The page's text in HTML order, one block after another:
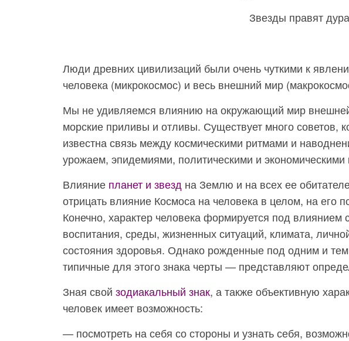
Звезды правят
Люди древних цивилизаций были очень чуткими к
человека (микрокосмос) и весь внешний мир
Мы не удивляемся влиянию на окружающий мир
морские приливы и отливы. Существует много советов,
известна связь между космическими ритмами и
урожаем, эпидемиями, политическими и экономическими
Влияние планет и звезд на Землю и на всех ее
отрицать влияние Космоса на человека в целом, на его
Конечно, характер человека формируется под
воспитания, среды, жизненных ситуаций, климата,
состояния здоровья. Однако рожденные под одним и
типичные для этого знака черты — представляют
Зная свой зодиакальный знак, а также объективную
человек имеет возможность:
— посмотреть на себя со стороны и узнать себя,